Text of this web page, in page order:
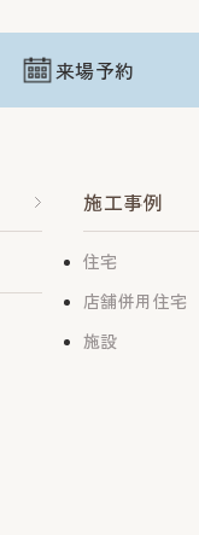
来場予約
施工事例
住宅
店舗併用住宅
施設